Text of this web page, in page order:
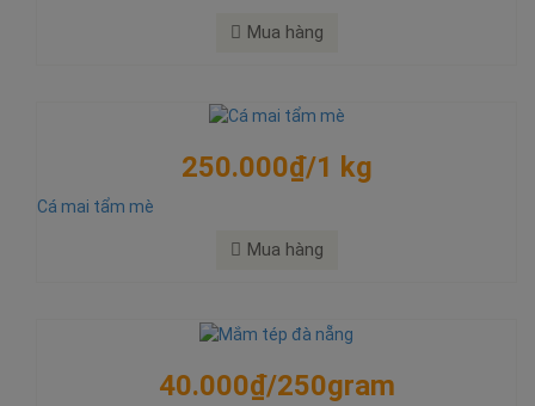
Mua hàng
250.000₫/1 kg
Cá mai tẩm mè
Mua hàng
40.000₫/250gram